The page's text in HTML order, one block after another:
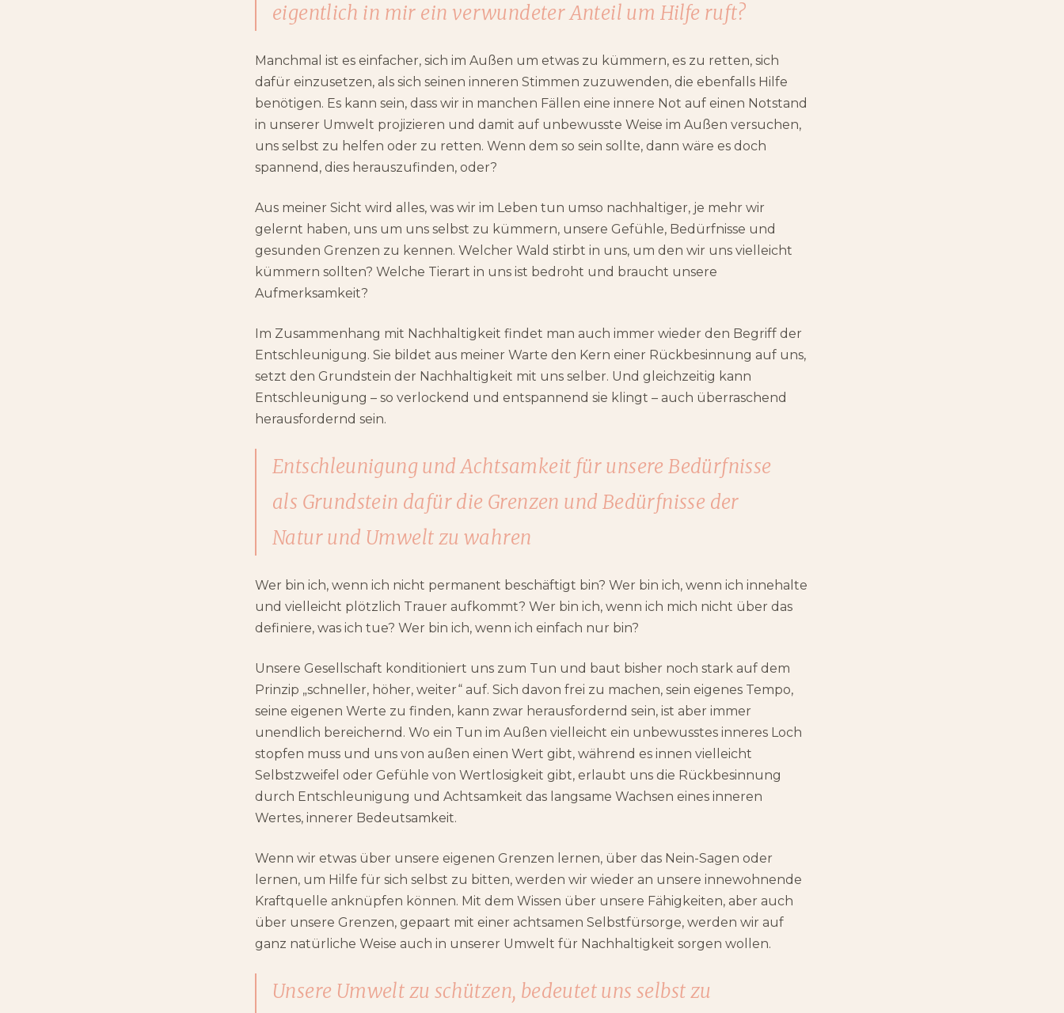
eigentlich in mir ein verwundeter Anteil um Hilfe ruft?
Manchmal ist es einfacher, sich im Außen um etwas zu kümmern, es zu retten, sich
dafür einzusetzen, als sich seinen inneren Stimmen zuzuwenden, die ebenfalls Hilfe
benötigen. Es kann sein, dass wir in manchen Fällen eine innere Not auf einen Notstand
in unserer Umwelt projizieren und damit auf unbewusste Weise im Außen versuchen,
uns selbst zu helfen oder zu retten. Wenn dem so sein sollte, dann wäre es doch
spannend, dies herauszufinden, oder?
Aus meiner Sicht wird alles, was wir im Leben tun umso nachhaltiger, je mehr wir
gelernt haben, uns um uns selbst zu kümmern, unsere Gefühle, Bedürfnisse und
gesunden Grenzen zu kennen. Welcher Wald stirbt in uns, um den wir uns vielleicht
kümmern sollten? Welche Tierart in uns ist bedroht und braucht unsere
Aufmerksamkeit?
Im Zusammenhang mit Nachhaltigkeit findet man auch immer wieder den Begriff der
Entschleunigung. Sie bildet aus meiner Warte den Kern einer Rückbesinnung auf uns,
setzt den Grundstein der Nachhaltigkeit mit uns selber. Und gleichzeitig kann
Entschleunigung – so verlockend und entspannend sie klingt – auch überraschend
herausfordernd sein.
Entschleunigung und Achtsamkeit für unsere Bedürfnisse
als Grundstein dafür die Grenzen und Bedürfnisse der
Natur und Umwelt zu wahren
Wer bin ich, wenn ich nicht permanent beschäftigt bin? Wer bin ich, wenn ich innehalte
und vielleicht plötzlich Trauer aufkommt? Wer bin ich, wenn ich mich nicht über das
definiere, was ich tue? Wer bin ich, wenn ich einfach nur bin?
Unsere Gesellschaft konditioniert uns zum Tun und baut bisher noch stark auf dem
Prinzip „schneller, höher, weiter“ auf. Sich davon frei zu machen, sein eigenes Tempo,
seine eigenen Werte zu finden, kann zwar herausfordernd sein, ist aber immer
unendlich bereichernd. Wo ein Tun im Außen vielleicht ein unbewusstes inneres Loch
stopfen muss und uns von außen einen Wert gibt, während es innen vielleicht
Selbstzweifel oder Gefühle von Wertlosigkeit gibt, erlaubt uns die Rückbesinnung
durch Entschleunigung und Achtsamkeit das langsame Wachsen eines inneren
Wertes, innerer Bedeutsamkeit.
Wenn wir etwas über unsere eigenen Grenzen lernen, über das Nein-Sagen oder
lernen, um Hilfe für sich selbst zu bitten, werden wir wieder an unsere innewohnende
Kraftquelle anknüpfen können. Mit dem Wissen über unsere Fähigkeiten, aber auch
über unsere Grenzen, gepaart mit einer achtsamen Selbstfürsorge, werden wir auf
ganz natürliche Weise auch in unserer Umwelt für Nachhaltigkeit sorgen wollen.
Unsere Umwelt zu schützen, bedeutet uns selbst zu